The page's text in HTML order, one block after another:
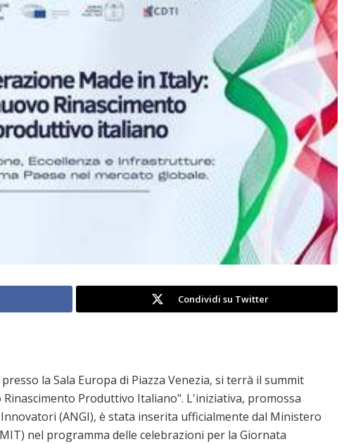
Condividi su Twitter
la Sala Europa di Piazza Venezia, si terrà il summit
Produttivo Italiano". L'iniziativa, promossa
(ANGI), è stata inserita ufficialmente dal Ministero
nel programma delle celebrazioni per la Giornata